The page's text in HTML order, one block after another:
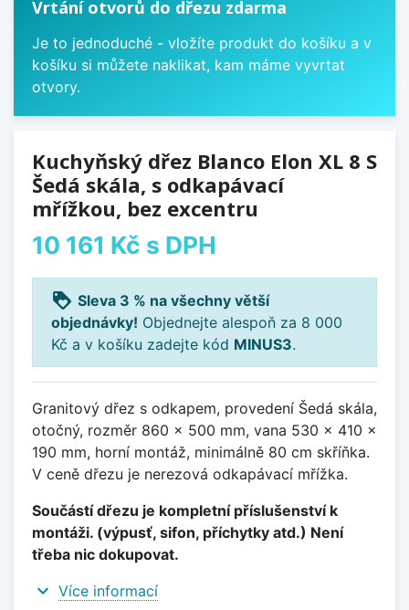
Vrtání otvorů do dřezu zdarma
Je to jednoduché - vložíte produkt do košíku a v
košíku si můžete naklikat, kam máme vyvrtat
otvory.
Kuchyňský dřez Blanco Elon XL 8 S
Šedá skála, s odkapávací
mřížkou, bez excentru
10 161 Kč s DPH
loyalty Sleva 3 % na všechny větší
objednávky! Objednejte alespoň za 8 000
Kč a v košíku zadejte kód MINUS3.
Granitový dřez s odkapem, provedení Šedá skála,
otočný, rozměr 860 x 500 mm, vana 530 x 410 x
190 mm, horní montáž, minimálně 80 cm skříňka.
V ceně dřezu je nerezová odkapávací mřížka.
Součástí dřezu je kompletní příslušenství k
montáži. (výpusť, sifon, příchytky atd.) Není
třeba nic dokupovat.
expand_more Více informací